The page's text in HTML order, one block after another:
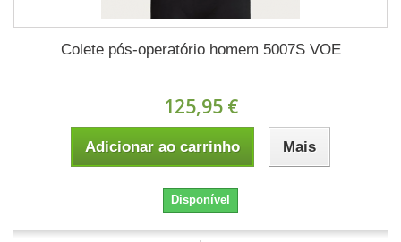
Colete pós-operatório homem 5007S VOE
125,95 €
Adicionar ao carrinho Mais
Disponível